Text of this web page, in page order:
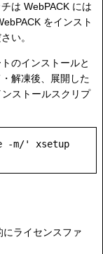
は WebPACK には
をインスト
い。
のインストールと
解凍後、展開した
ストールスクリプ
-m/' xsetup
ライセンスファ